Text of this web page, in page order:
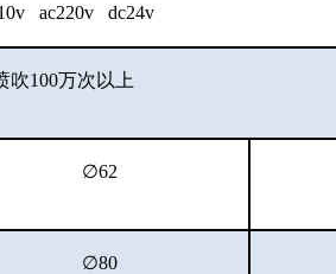
ac220v dc24v
吹100万次以上
∅62
∅80